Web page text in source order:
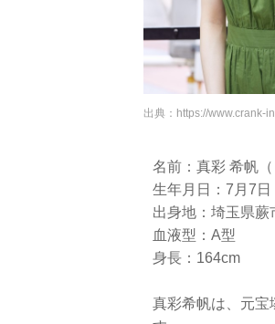
出典： https://www.crank-
名前：真彩 希帆（
生年月日：7月7日
出身地：埼玉県蕨
血液型：A型
身長：164cm
真彩希帆は、元宝